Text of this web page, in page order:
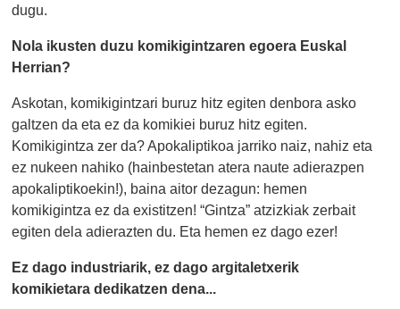
dugu.
Nola ikusten duzu komikigintzaren egoera Euskal
Herrian?
Askotan, komikigintzari buruz hitz egiten denbora asko
galtzen da eta ez da komikiei buruz hitz egiten.
Komikigintza zer da? Apokaliptikoa jarriko naiz, nahiz eta
ez nukeen nahiko (hainbestetan atera naute adierazpen
apokaliptikoekin!), baina aitor dezagun: hemen
komikigintza ez da existitzen! “Gintza” atzizkiak zerbait
egiten dela adierazten du. Eta hemen ez dago ezer!
Ez dago industriarik, ez dago argitaletxerik
komikietara dedikatzen dena...